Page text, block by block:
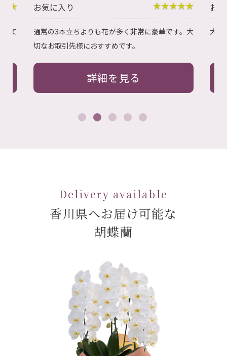
。大
お気に入り
大切なお取引先様へ最適な5本立ちです。
詳細を見る
Delivery available
香川県へお届け可能な
胡蝶蘭